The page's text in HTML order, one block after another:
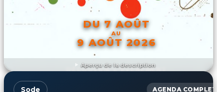
Aperçu de la description
DU 7 AOÛT
AU
9 AOÛT 2026
DÉCOUVRIR L'ÉVÉNEMENT
Sode AGENDA COMPLET